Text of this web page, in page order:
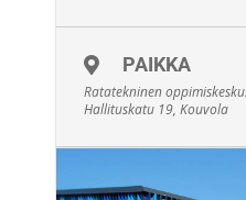
• Mainitse
kohdassa
PAIKKA
Ratatekninen
Hallituskatu 19, Kouvola